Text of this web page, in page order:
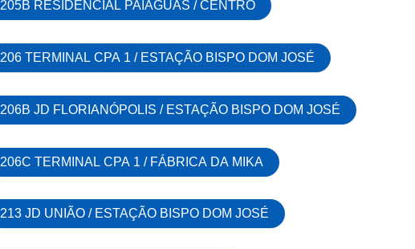
205B RESIDENCIAL PAIAGUÁS / CENTRO
206 TERMINAL CPA 1 / ESTAÇÃO BISPO DOM JOSÉ
206B JD FLORIANÓPOLIS / ESTAÇÃO BISPO DOM JOSÉ
206C TERMINAL CPA 1 / FÁBRICA DA MIKA
213 JD UNIÃO / ESTAÇÃO BISPO DOM JOSÉ